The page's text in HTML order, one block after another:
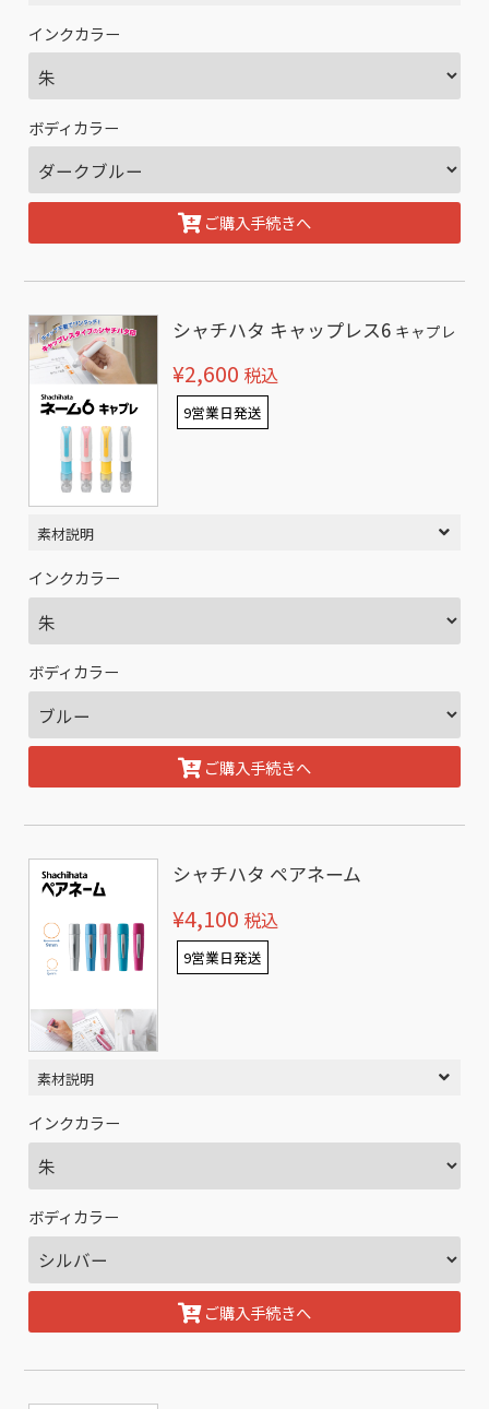
インクカラー
ボディカラー
ご購入手続きへ
シャチハタ キャップレス6 キャプレ
¥2,600 税込
9営業日発送
素材説明
インクカラー
ボディカラー
ご購入手続きへ
シャチハタ ペアネーム
¥4,100 税込
9営業日発送
素材説明
インクカラー
ボディカラー
ご購入手続きへ